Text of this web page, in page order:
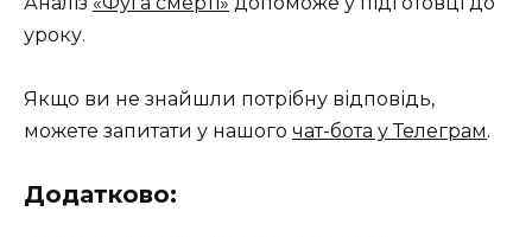
уроку.
Якщо ви не знайшли потрібну відповідь,
можете запитати у нашого чат-бота у Телеграм.
Додатково: